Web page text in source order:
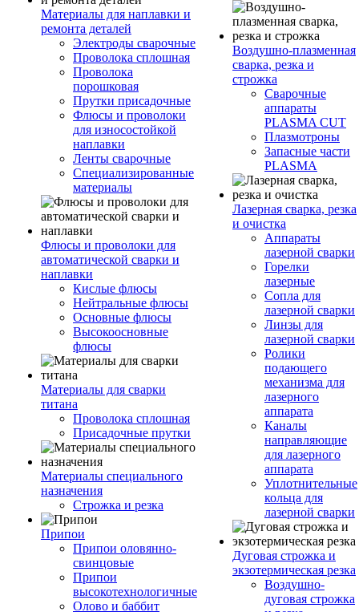
Материалы для наплавки и
ремонта деталей
Электроды сварочные
Проволока сплошная
Проволока
порошковая
Прутки присадочные
Флюсы и проволоки
для износостойкой
наплавки
Ленты сварочные
Специализированные
материалы
Флюсы и проволоки для
автоматической сварки и
наплавки
Кислые флюсы
Нейтральные флюсы
Основные флюсы
Высокоосновные
флюсы
Материалы для сварки
титана
Проволока сплошная
Присадочные прутки
Материалы специального
назначения
Строжка и резка
Припои
Припои оловянно-
свинцовые
Припои
высокотехнологичные
Олово и баббит
Воздушно-плазменная
сварка, резка и
строжка
Сварочные
аппараты
PLASMA CUT
Плазмотроны
Запасные части
PLASMA
Лазерная сварка, резка
и очистка
Аппараты
лазерной сварки
Горелки
лазерные
Сопла для
лазерной сварки
Линзы для
лазерной сварки
Ролики
подающего
механизма для
лазерного
аппарата
Каналы
направляющие
для лазерного
аппарата
Уплотнительные
кольца для
лазерной сварки
Дуговая строжка и
экзотермическая резка
Воздушно-
дуговая строжка